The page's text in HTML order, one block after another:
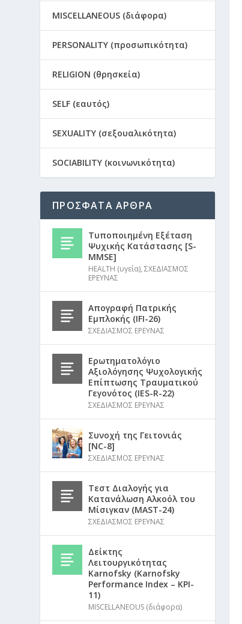
MISCELLANEOUS (διάφορα)
PERSONALITY (προσωπικότητα)
RELIGION (θρησκεία)
SELF (εαυτός)
SEXUALITY (σεξουαλικότητα)
SOCIABILITY (κοινωνικότητα)
ΠΡΟΣΦΑΤΑ ΑΡΘΡΑ
Τυποποιημένη Εξέταση
Ψυχικής Κατάστασης [S-
MMSE]
HEALTH (υγεία),ΣΧΕΔΙΑΣΜΟΣ
ΕΡΕΥΝΑΣ
Απογραφή Πατρικής
Εμπλοκής (IFI-26)
ΣΧΕΔΙΑΣΜΟΣ ΕΡΕΥΝΑΣ
Ερωτηματολόγιο
Αξιολόγησης Ψυχολογικής
Επίπτωσης Τραυματικού
Γεγονότος (IES-R-22)
ΣΧΕΔΙΑΣΜΟΣ ΕΡΕΥΝΑΣ
Συνοχή της Γειτονιάς
[NC-8]
ΣΧΕΔΙΑΣΜΟΣ ΕΡΕΥΝΑΣ
Τεστ Διαλογής για
Κατανάλωση Αλκοόλ του
Μίσιγκαν (MAST-24)
ΣΧΕΔΙΑΣΜΟΣ ΕΡΕΥΝΑΣ
Δείκτης
Λειτουργικότητας
Karnofsky (Karnofsky
Performance Index – KPI-
11)
MISCELLANEOUS (διάφορα)